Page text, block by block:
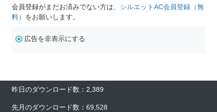
会員登録がまだお済みでない方は、 シルエットAC会員登録（無
料） をお願いします。
広告を非表示にする
昨日のダウンロード数：2,389
先月のダウンロード数：69,528